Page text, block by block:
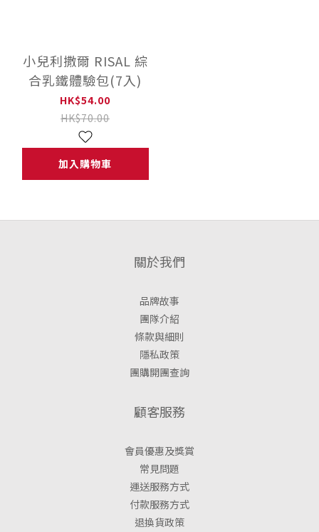
小兒利撒爾 RISAL 綜
合乳鐵體驗包(7入)
HK$54.00
HK$70.00
加入購物車
關於我們
品牌故事
團隊介紹
條款與細則
隱私政策
團購開團查詢
顧客服務
會員優惠及獎賞
常見問題
運送服務方式
付款服務方式
退換貨政策